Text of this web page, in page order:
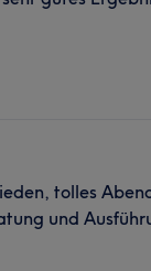
tolles
und